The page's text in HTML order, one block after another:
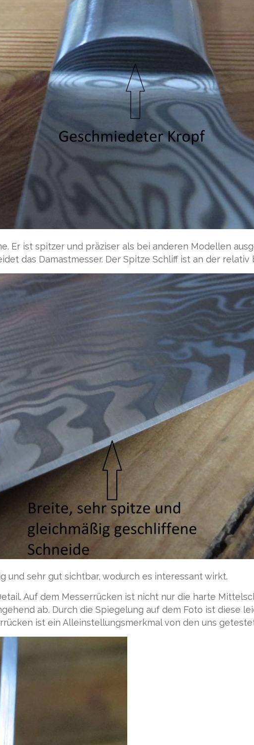
Er ist spitzer und präziser als bei anderen Modellen
das Damastmesser. Der Spitze Schliff ist an der
und sehr gut sichtbar, wodurch es interessant wirkt.
Auf dem Messerrücken ist nicht nur die harte
ab. Durch die Spiegelung auf dem Foto ist diese
ist ein Alleinstellungsmerkmal von den uns